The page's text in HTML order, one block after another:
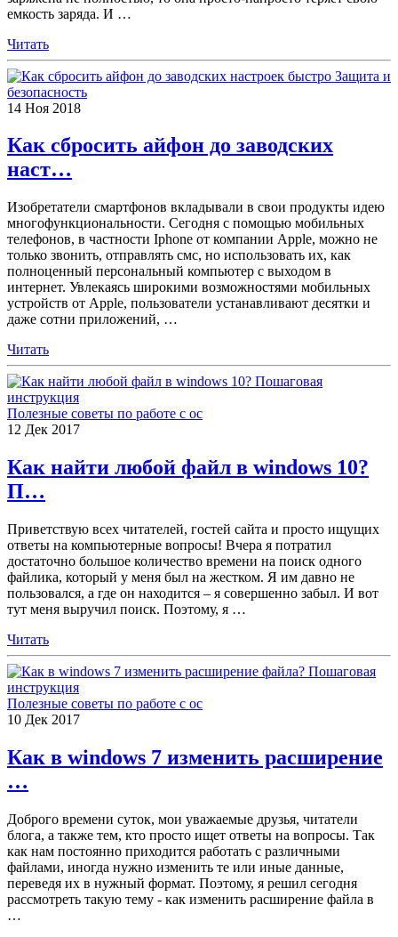
емкость заряда. И …
Читать
Защита и
безопасность
14 Ноя 2018
Как сбросить айфон до заводских
наст…
Изобретатели смартфонов вкладывали в свои продукты идею
многофункциональности. Сегодня с помощью мобильных
телефонов, в частности Iphone от компании Apple, можно не
только звонить, отправлять смс, но использовать их, как
полноценный персональный компьютер с выходом в
интернет. Увлекаясь широкими возможностями мобильных
устройств от Apple, пользователи устанавливают десятки и
даже сотни приложений, …
Читать
Полезные советы по работе с ос
12 Дек 2017
Как найти любой файл в windows 10?
П…
Приветствую всех читателей, гостей сайта и просто ищущих
ответы на компьютерные вопросы! Вчера я потратил
достаточно большое количество времени на поиск одного
файлика, который у меня был на жестком. Я им давно не
пользовался, а где он находится – я совершенно забыл. И вот
тут меня выручил поиск. Поэтому, я …
Читать
Полезные советы по работе с ос
10 Дек 2017
Как в windows 7 изменить расширение
…
Доброго времени суток, мои уважаемые друзья, читатели
блога, а также тем, кто просто ищет ответы на вопросы. Так
как нам постоянно приходится работать с различными
файлами, иногда нужно изменить те или иные данные,
переведя их в нужный формат. Поэтому, я решил сегодня
рассмотреть такую тему - как изменить расширение файла в
…